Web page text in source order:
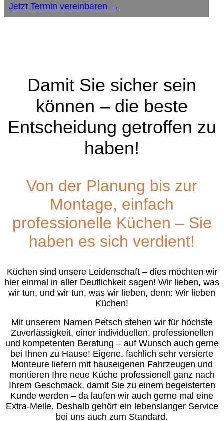
Jetzt Termin vereinbaren →
Damit Sie sicher sein
können – die beste
Entscheidung getroffen zu
haben!
Von der Planung bis zur
Montage, einfach
professionelle Küchen – Sie
haben es sich verdient!
Küchen sind unsere Leidenschaft – dies möchten wir
hier einmal in aller Deutlichkeit sagen! Wir lieben, was
wir tun, und wir tun, was wir lieben, denn: Wir lieben
Küchen!
Mit unserem Namen Petsch stehen wir für höchste
Zuverlässigkeit, einer individuellen, professionellen
und kompetenten Beratung – auf Wunsch auch gerne
bei Ihnen zu Hause! Eigene, fachlich sehr versierte
Monteure liefern mit hauseigenen Fahrzeugen und
montieren Ihre neue Küche professionell ganz nach
Ihrem Geschmack, damit Sie zu einem begeisterten
Kunde werden – da laufen wir auch gerne mal eine
Extra-Meile. Deshalb gehört ein lebenslanger Service
bei uns auch zum Standard.